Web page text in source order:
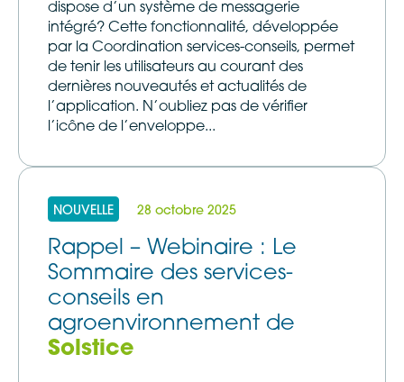
dispose d’un système de messagerie
intégré? Cette fonctionnalité, développée
par la Coordination services-conseils, permet
de tenir les utilisateurs au courant des
dernières nouveautés et actualités de
l’application. N’oubliez pas de vérifier
l’icône de l’enveloppe...
NOUVELLE 28 octobre 2025
Rappel – Webinaire : Le
Sommaire des services-
conseils en
agroenvironnement de
Solstice